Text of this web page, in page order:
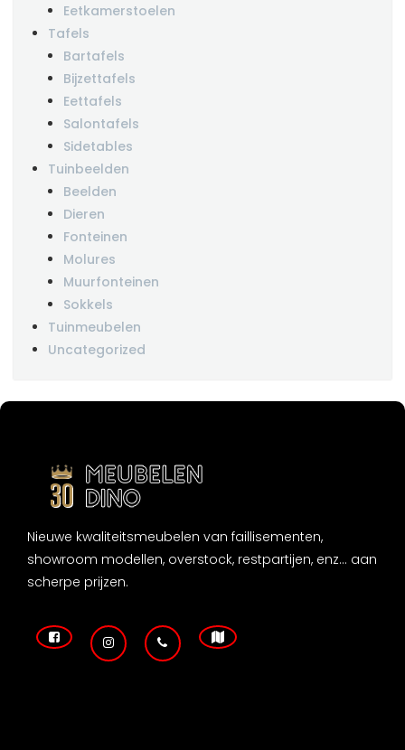
Eetkamerstoelen
Tafels
Bartafels
Bijzettafels
Eettafels
Salontafels
Sidetables
Tuinbeelden
Beelden
Dieren
Fonteinen
Molures
Muurfonteinen
Sokkels
Tuinmeubelen
Uncategorized
Nieuwe kwaliteitsmeubelen van faillisementen,
showroom modellen, overstock, restpartijen, enz... aan
scherpe prijzen.